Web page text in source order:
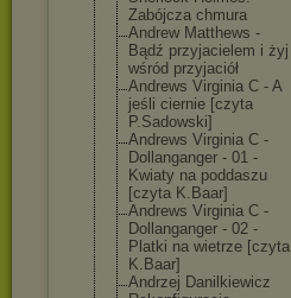
Zabójcza chmura
Andrew Matthews -
Bądź przyjacielem i żyj
wśród przyjaciół
Andrews Virginia C - A
jeśli ciernie [czyta
P.Sadowski]
Andrews Virginia C -
Dollanganger - 01 -
Kwiaty na poddaszu
[czyta K.Baar]
Andrews Virginia C -
Dollanganger - 02 -
Platki na wietrze [czyta
K.Baar]
Andrzej Danilkiewicz